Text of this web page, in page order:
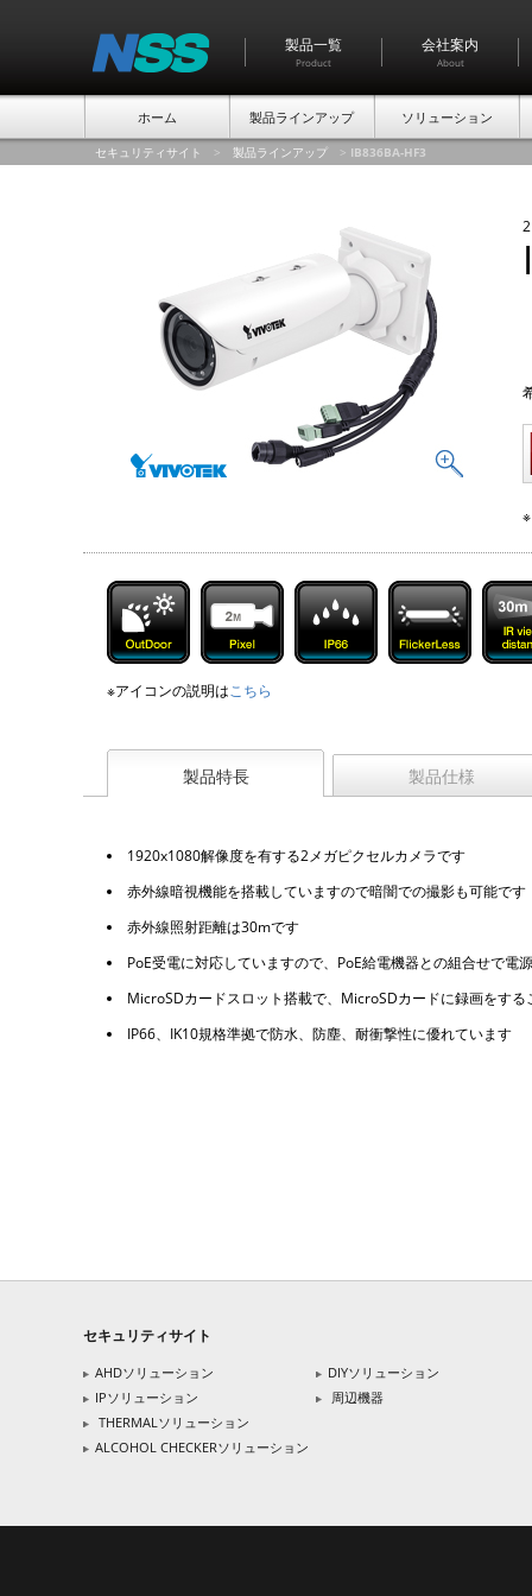
製品一覧
Product
会社案内
About
ホーム 製品ラインアップ ソリューション
セキュリティサイト > 製品ラインアップ > IB836BA-HF3
※アイコンの説明はこちら
製品特長 製品仕様
1920x1080解像度を有する2メガピクセルカメラです
赤外線暗視機能を搭載していますので暗闇での撮影も可能です
赤外線照射距離は30mです
PoE受電に対応していますので、PoE給電機器との組合せで電
MicroSDカードスロット搭載で、MicroSDカードに録画をする
IP66、IK10規格準拠で防水、防塵、耐衝撃性に優れています
セキュリティサイト
AHDソリューション
IPソリューション
THERMALソリューション
ALCOHOL CHECKERソリューション
DIYソリューション
周辺機器